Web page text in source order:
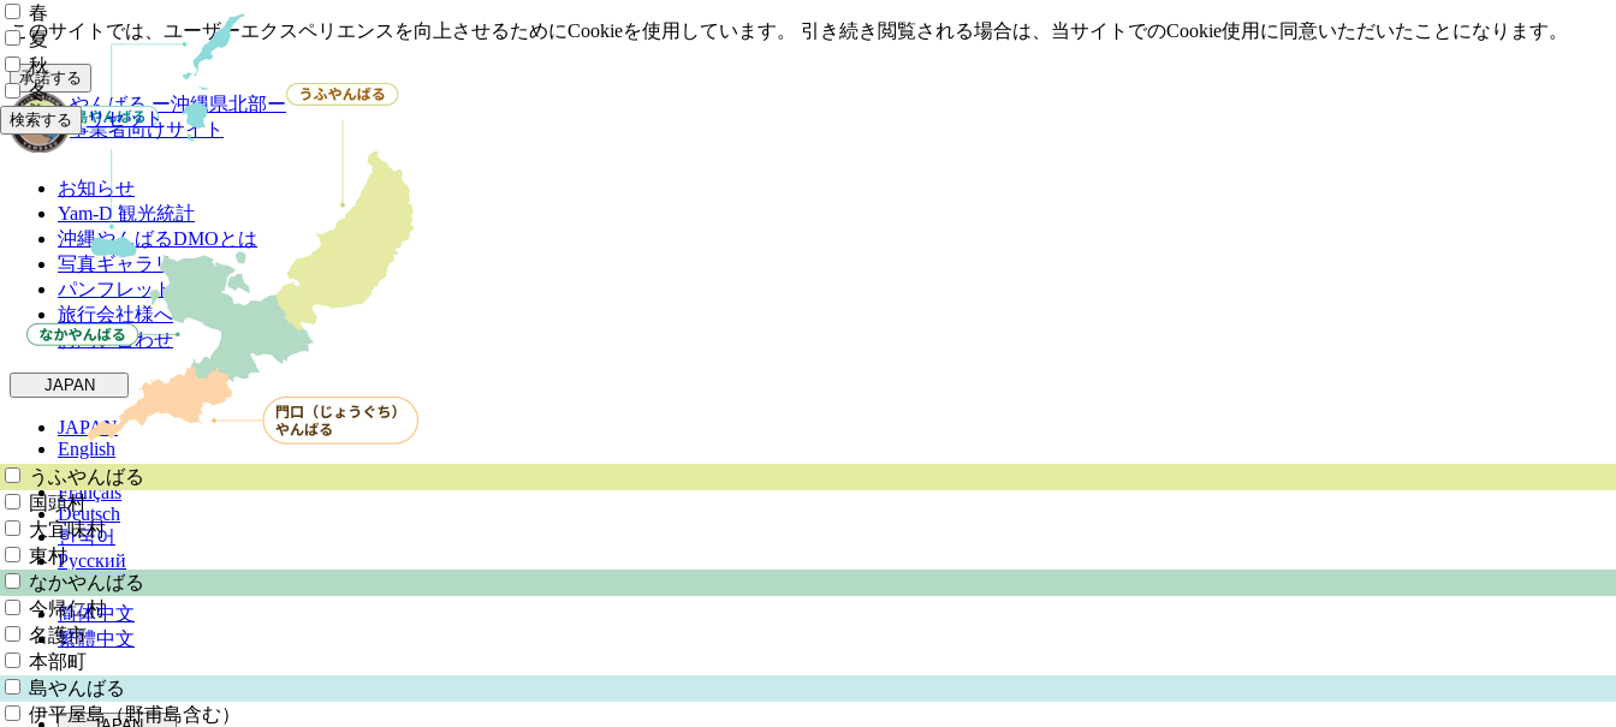
このサイトでは、ユーザーエクスペリエンスを向上させるためにCookieを使用しています。 引き続き閲覧される場合は、当サイトでのCookie使用に同意いただいたことになります。
承諾する
やんばるー沖縄県北部ー
事業者向けサイト
お知らせ
Yam-D 観光統計
沖縄やんばるDMOとは
写真ギャラリー
パンフレット
旅行会社様へ
お問い合わせ
JAPAN
JAPAN
English
Español
Français
Deutsch
한국어
Русский
ภาษาไทย
简体中文
繁體中文
うふやんばる
国頭村
大宜味村
東村
なかやんばる
今帰仁村
名護市
本部町
島やんばる
伊平屋島（野甫島含む）
春
夏
秋
冬
検索する リセット